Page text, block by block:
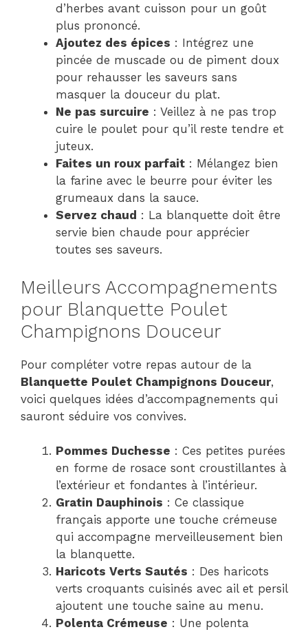
d’herbes avant cuisson pour un goût
plus prononcé.
Ajoutez des épices : Intégrez une
pincée de muscade ou de piment doux
pour rehausser les saveurs sans
masquer la douceur du plat.
Ne pas surcuire : Veillez à ne pas trop
cuire le poulet pour qu’il reste tendre et
juteux.
Faites un roux parfait : Mélangez bien
la farine avec le beurre pour éviter les
grumeaux dans la sauce.
Servez chaud : La blanquette doit être
servie bien chaude pour apprécier
toutes ses saveurs.
Meilleurs Accompagnements
pour Blanquette Poulet
Champignons Douceur
Pour compléter votre repas autour de la
Blanquette Poulet Champignons Douceur,
voici quelques idées d’accompagnements qui
sauront séduire vos convives.
Pommes Duchesse : Ces petites purées
en forme de rosace sont croustillantes à
l’extérieur et fondantes à l’intérieur.
Gratin Dauphinois : Ce classique
français apporte une touche crémeuse
qui accompagne merveilleusement bien
la blanquette.
Haricots Verts Sautés : Des haricots
verts croquants cuisinés avec ail et persil
ajoutent une touche saine au menu.
Polenta Crémeuse : Une polenta